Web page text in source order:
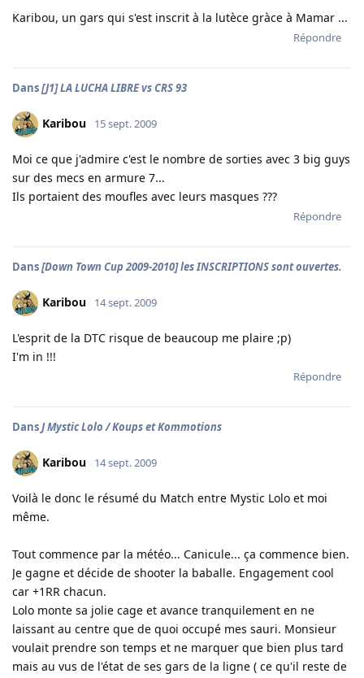
Karibou, un gars qui s'est inscrit à la lutèce gràce à Mamar ...
Répondre
Dans[J1] LA LUCHA LIBRE vs CRS 93
Karibou 15 sept. 2009
Moi ce que j'admire c'est le nombre de sorties avec 3 big guys
sur des mecs en armure 7...
Ils portaient des moufles avec leurs masques ???
Répondre
Dans[Down Town Cup 2009-2010] les INSCRIPTIONS sont ouvertes.
Karibou 14 sept. 2009
L'esprit de la DTC risque de beaucoup me plaire ;p)
I'm in !!!
Répondre
DansJ Mystic Lolo / Koups et Kommotions
Karibou 14 sept. 2009
Voilà le donc le résumé du Match entre Mystic Lolo et moi
même.
Tout commence par la météo... Canicule... ça commence bien.
Je gagne et décide de shooter la baballe. Engagement cool
car +1RR chacun.
Lolo monte sa jolie cage et avance tranquilement en ne
laissant au centre que de quoi occupé mes sauri. Monsieur
voulait prendre son temps et ne marquer que bien plus tard
mais au vus de l'état de ses gars de la ligne ( ce qu'il reste de